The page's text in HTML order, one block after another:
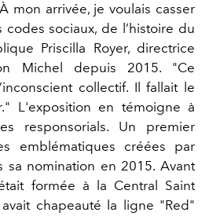
mon arrivée, je voulais casser
codes sociaux, de l’histoire du
Priscilla Royer, directrice
Michel depuis 2015. "Ce
collectif. Il fallait le
L'exposition en témoigne à
responsorials. Un premier
emblématiques créées par
sa nomination en 2015. Avant
formée à la Central Saint
chapeauté la ligne "Red"